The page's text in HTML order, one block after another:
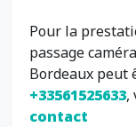
Pour la
passage
Bordeaux peut
+33561525633,
contact